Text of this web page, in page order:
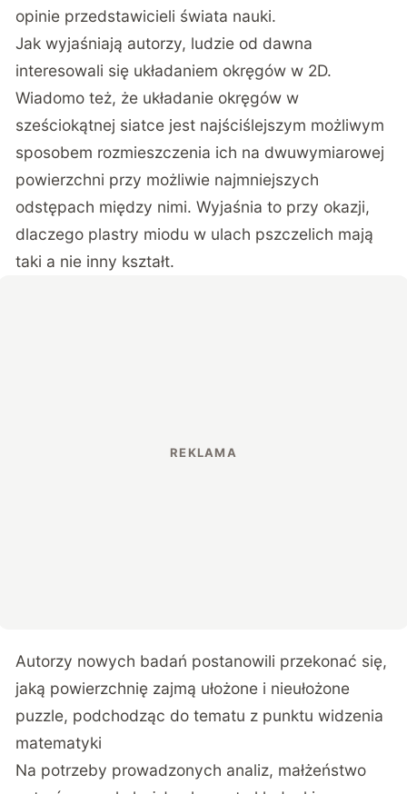
opinie przedstawicieli świata nauki.
Jak wyjaśniają autorzy, ludzie od dawna
interesowali się układaniem okręgów w 2D.
Wiadomo też, że układanie okręgów w
sześciokątnej siatce jest najściślejszym możliwym
sposobem rozmieszczenia ich na dwuwymiarowej
powierzchni przy możliwie najmniejszych
odstępach między nimi. Wyjaśnia to przy okazji,
dlaczego plastry miodu w ulach pszczelich mają
taki a nie inny kształt.
Autorzy nowych badań postanowili przekonać się,
jaką powierzchnię zajmą ułożone i nieułożone
puzzle, podchodząc do tematu z punktu widzenia
matematyki
Na potrzeby prowadzonych analiz, małżeństwo